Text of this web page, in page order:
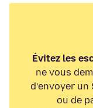
Évitez les
ne vous
d’envoyer
ou de